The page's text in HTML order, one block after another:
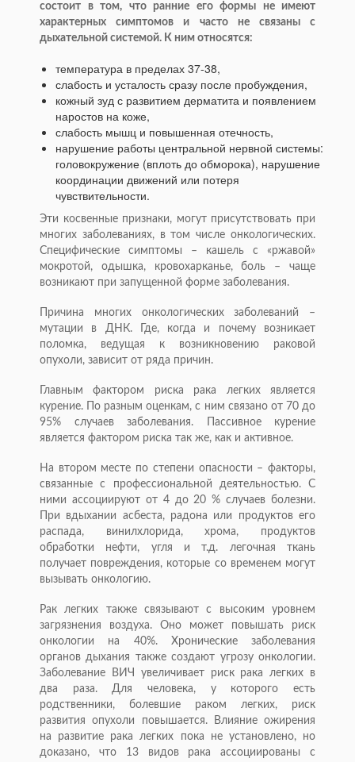
состоит в том, что ранние его формы не имеют
характерных симптомов и часто не связаны с
дыхательной системой. К ним относятся:
температура в пределах 37-38,
слабость и усталость сразу после пробуждения,
кожный зуд с развитием дерматита и появлением
наростов на коже,
слабость мышц и повышенная отечность,
нарушение работы центральной нервной системы:
головокружение (вплоть до обморока), нарушение
координации движений или потеря
чувствительности.
Эти косвенные признаки, могут присутствовать при
многих заболеваниях, в том числе онкологических.
Специфические симптомы – кашель с «ржавой»
мокротой, одышка, кровохарканье, боль – чаще
возникают при запущенной форме заболевания.
Причина многих онкологических заболеваний –
мутации в ДНК. Где, когда и почему возникает
поломка, ведущая к возникновению раковой
опухоли, зависит от ряда причин.
Главным фактором риска рака легких является
курение. По разным оценкам, с ним связано от 70 до
95% случаев заболевания. Пассивное курение
является фактором риска так же, как и активное.
На втором месте по степени опасности – факторы,
связанные с профессиональной деятельностью. С
ними ассоциируют от 4 до 20 % случаев болезни.
При вдыхании асбеста, радона или продуктов его
распада, винилхлорида, хрома, продуктов
обработки нефти, угля и т.д. легочная ткань
получает повреждения, которые со временем могут
вызывать онкологию.
Рак легких также связывают с высоким уровнем
загрязнения воздуха. Оно может повышать риск
онкологии на 40%. Хронические заболевания
органов дыхания также создают угрозу онкологии.
Заболевание ВИЧ увеличивает риск рака легких в
два раза. Для человека, у которого есть
родственники, болевшие раком легких, риск
развития опухоли повышается. Влияние ожирения
на развитие рака легких пока не установлено, но
доказано, что 13 видов рака ассоциированы с